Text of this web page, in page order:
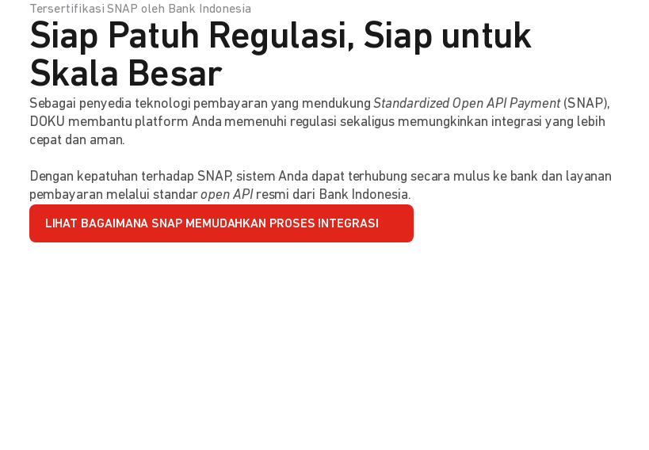
Tersertifikasi SNAP oleh Bank Indonesia
Siap Patuh Regulasi, Siap untuk
Skala Besar
Sebagai penyedia teknologi pembayaran yang mendukungStandardized Open API Payment(SNAP),
DOKU membantu platform Anda memenuhi regulasi sekaligus memungkinkan integrasi yang lebih
cepat dan aman.
Dengan kepatuhan terhadap SNAP, sistem Anda dapat terhubung secara mulus ke bank dan layanan
pembayaran melalui standaropen APIresmi dari Bank Indonesia.
LIHAT BAGAIMANA SNAP MEMUDAHKAN PROSES INTEGRASI